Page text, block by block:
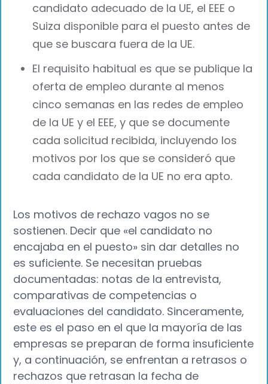
candidato adecuado de la UE, el EEE o
Suiza disponible para el puesto antes de
que se buscara fuera de la UE.
El requisito habitual es que se publique la
oferta de empleo durante al menos
cinco semanas en las redes de empleo
de la UE y el EEE, y que se documente
cada solicitud recibida, incluyendo los
motivos por los que se consideró que
cada candidato de la UE no era apto.
Los motivos de rechazo vagos no se
sostienen. Decir que «el candidato no
encajaba en el puesto» sin dar detalles no
es suficiente. Se necesitan pruebas
documentadas: notas de la entrevista,
comparativas de competencias o
evaluaciones del candidato. Sinceramente,
este es el paso en el que la mayoría de las
empresas se preparan de forma insuficiente
y, a continuación, se enfrentan a retrasos o
rechazos que retrasan la fecha de